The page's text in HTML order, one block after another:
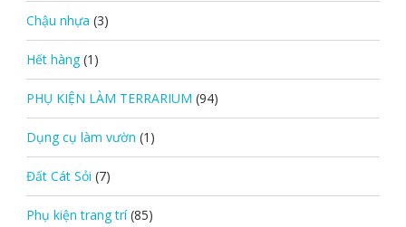
Chậu nhựa (3)
Hết hàng (1)
PHỤ KIỆN LÀM TERRARIUM (94)
Dụng cụ làm vườn (1)
Đất Cát Sỏi (7)
Phụ kiện trang trí (85)